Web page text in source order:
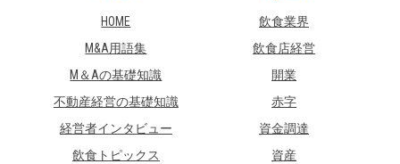
HOME
M&A用語集
M＆Aの基礎知識
不動産経営の基礎知識
経営者インタビュー
飲食トピックス
飲食業界
飲食店経営
開業
赤字
資金調達
資産